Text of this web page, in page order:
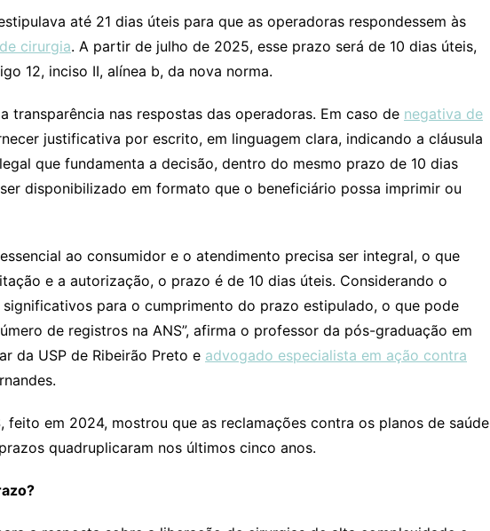
até 21 dias úteis para que as operadoras respondessem às
cirurgia. A partir de julho de 2025, esse prazo será de 10 dias úteis,
12, inciso II, alínea b, da nova norma.
transparência nas respostas das operadoras. Em caso de negativa de
justificativa por escrito, em linguagem clara, indicando a cláusula
que fundamenta a decisão, dentro do mesmo prazo de 10 dias
disponibilizado em formato que o beneficiário possa imprimir ou
ao consumidor e o atendimento precisa ser integral, o que
e a autorização, o prazo é de 10 dias úteis. Considerando o
para o cumprimento do prazo estipulado, o que pode
de registros na ANS”, afirma o professor da pós-graduação em
da USP de Ribeirão Preto e advogado especialista em ação contra
feito em 2024, mostrou que as reclamações contra os planos de saúde
quadruplicaram nos últimos cinco anos.